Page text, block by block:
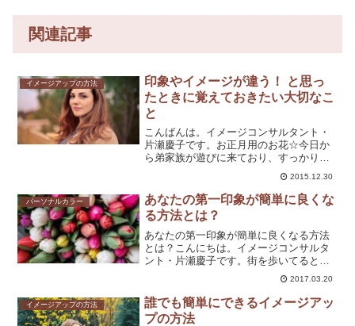
関連記事
イメージアップの方法
印象やイメージが違う！ と思っ
たときに覚えておきたい大切なこ
と
こんばんは。イメージコンサルタント・
片瀬慶子です。お正月用のお花☆今日か
ら弟家族が遊びに来ており、すっかり冬
休みモードです。と言っても、年明けに
ショッピング同行する方にご提案する洋
服を頭のどこかで考えています。ヒアリ
ングシートを読み返したり...
2015.12.30
パーソナルカラー
あなたの第一印象が簡単に良くな
る方法とは？
あなたの第一印象が簡単に良くなる方法
とは？こんにちは。イメージコンサルタ
ント・片瀬慶子です。街を歩いてると、
明るい色のお洋服やメイクも目立つよう
になってきました。条件や年収は目に見
えるもの。それ以外のものは印象です。
人を判断する場合も同じこ...
2017.03.20
イメージアップの方法
誰でも簡単にできるイメージアッ
プの方法